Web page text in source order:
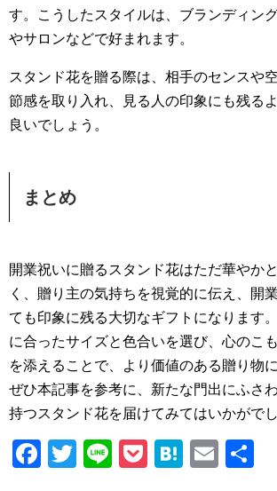
す。こうしたスタイルは、ブランディン
やサロンなどで好まれます。
スタンド花を贈る際は、相手のセンスや
節感を取り入れ、見る人の印象にも残る
良いでしょう。
まとめ
開業祝いに贈るスタンド花はただ華やか
く、贈り主の気持ちを視覚的に伝え、開
ても印象に残る大切なギフトになります
に合ったサイズと色合いを選び、心のこ
を添えることで、より価値のある贈り物
ぜひ本記事を参考に、新たな門出にふさ
持つスタンド花を届けてみてはいかがでし
F
T
Li
P
H
E